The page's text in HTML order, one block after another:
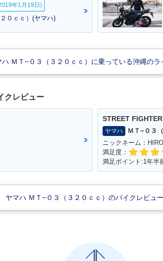
2018年 MT-03・カラー
2017年 MT-03・カラー
チェンジ
年1月19日)
０ｃｃ）(ヤマハ)
ハ ＭＴ−０３（３２０ｃｃ）に乗っている沖縄のラ
クレビュー
STREET FIGHTER
ヤマハ
ＭＴ−０３
ニックネーム：HIRO
満足度：
満足ポイント:1年半
ヤマハ ＭＴ−０３（３２０ｃｃ）のバイクレビュ